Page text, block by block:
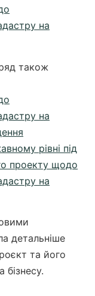
на
також
на
рівні під
проекту щодо
на
детальніше
та його
бізнесу.